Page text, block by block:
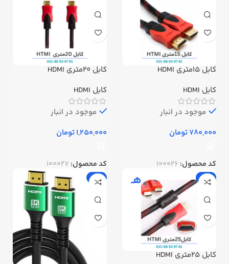
کابل 15متری HDMI
کابل HDMI
موجود در انبار
تومان
کد محصول: 100026
کابل 20متری HDMI
کابل HDMI
موجود در انبار
تومان
کد محصول: 100027
-3%
کابل 25متری HDMI
-6%